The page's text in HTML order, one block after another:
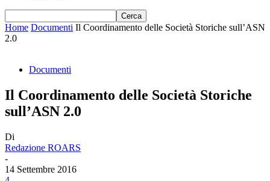
Home Documenti Il Coordinamento delle Società Storiche sull’ASN
2.0
Documenti
Il Coordinamento delle Società Storiche
sull’ASN 2.0
Di
Redazione ROARS
-
14 Settembre 2016